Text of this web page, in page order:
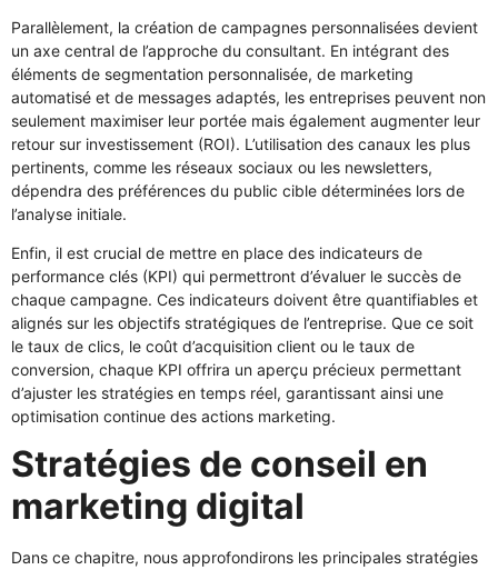
Parallèlement, la création de campagnes personnalisées devient
un axe central de l’approche du consultant. En intégrant des
éléments de segmentation personnalisée, de marketing
automatisé et de messages adaptés, les entreprises peuvent non
seulement maximiser leur portée mais également augmenter leur
retour sur investissement (ROI). L’utilisation des canaux les plus
pertinents, comme les réseaux sociaux ou les newsletters,
dépendra des préférences du public cible déterminées lors de
l’analyse initiale.
Enfin, il est crucial de mettre en place des indicateurs de
performance clés (KPI) qui permettront d’évaluer le succès de
chaque campagne. Ces indicateurs doivent être quantifiables et
alignés sur les objectifs stratégiques de l’entreprise. Que ce soit
le taux de clics, le coût d’acquisition client ou le taux de
conversion, chaque KPI offrira un aperçu précieux permettant
d’ajuster les stratégies en temps réel, garantissant ainsi une
optimisation continue des actions marketing.
Stratégies de conseil en
marketing digital
Dans ce chapitre, nous approfondirons les principales stratégies